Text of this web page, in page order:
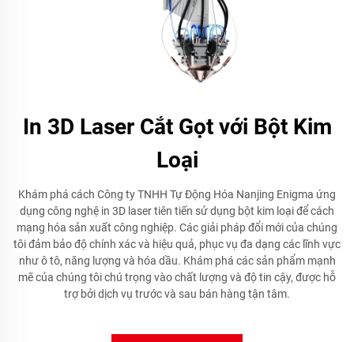
In 3D Laser Cắt Gọt với Bột Kim
Loại
Khám phá cách Công ty TNHH Tự Động Hóa Nanjing Enigma ứng
dụng công nghệ in 3D laser tiên tiến sử dụng bột kim loại để cách
mạng hóa sản xuất công nghiệp. Các giải pháp đổi mới của chúng
tôi đảm bảo độ chính xác và hiệu quả, phục vụ đa dạng các lĩnh vực
như ô tô, năng lượng và hóa dầu. Khám phá các sản phẩm mạnh
mẽ của chúng tôi chú trọng vào chất lượng và độ tin cậy, được hỗ
trợ bởi dịch vụ trước và sau bán hàng tận tâm.